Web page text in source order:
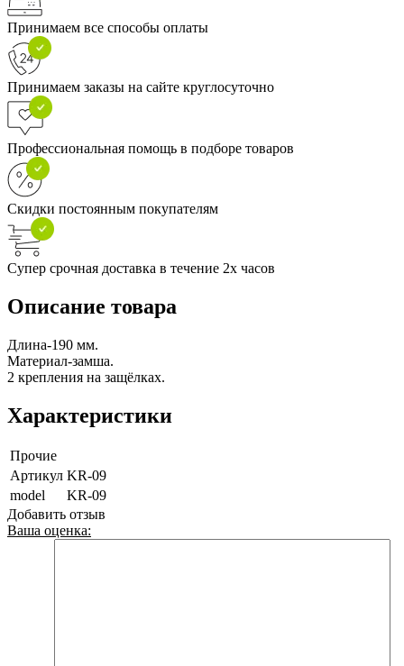
Принимаем все способы оплаты
Принимаем заказы на сайте круглосуточно
Профессиональная помощь в подборе товаров
Скидки постоянным покупателям
Супер срочная доставка в течение 2х часов
Описание товара
Длина-190 мм.
Материал-замша.
2 крепления на защёлках.
Характеристики
Прочие
Артикул KR-09
model
KR-09
Добавить отзыв
Ваша оценка: